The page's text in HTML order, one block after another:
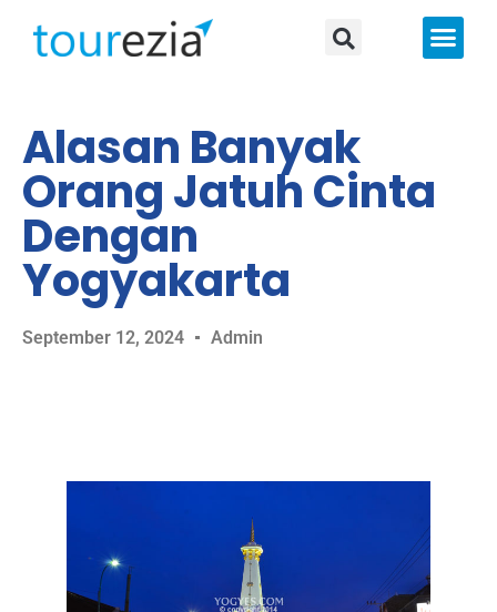
Alasan Banyak
Orang Jatuh Cinta
Dengan
Yogyakarta
September 12, 2024 Admin